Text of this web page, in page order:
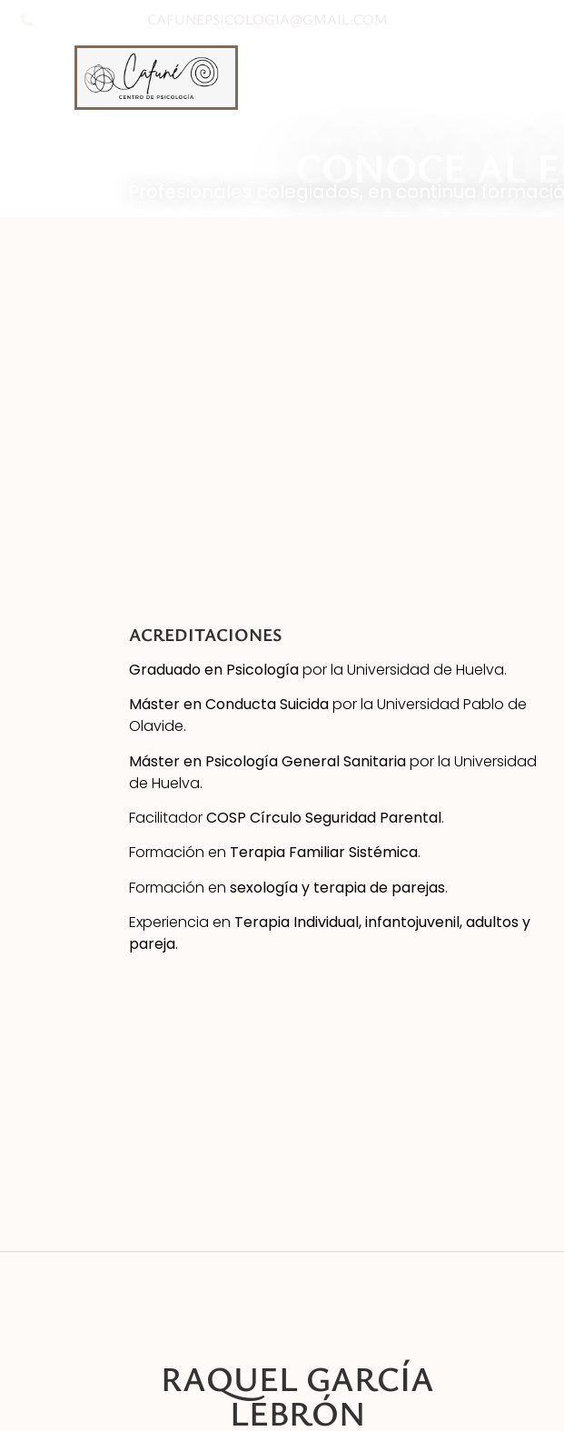
CAFUNEPSICOLOGIA@GMAIL.COM
ACREDITACIONES
Graduado en Psicologíapor la Universidad de Huelva.
Máster en Conducta Suicidapor la Universidad Pablo de
Olavide.
Máster en Psicología General Sanitariapor la Universidad
de Huelva.
FacilitadorCOSP Círculo Seguridad Parental.
Formación en Terapia FamiliarSistémica.
Formación en sexología y terapia de parejas.
Experiencia en Terapia Individual, infantojuvenil, adultos y
pareja.
RAQUEL GARCÍA
LEBRÓN